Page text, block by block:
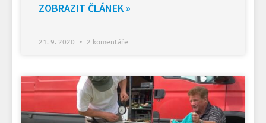
ZOBRAZIT ČLÁNEK »
21. 9. 2020 2 komentáře